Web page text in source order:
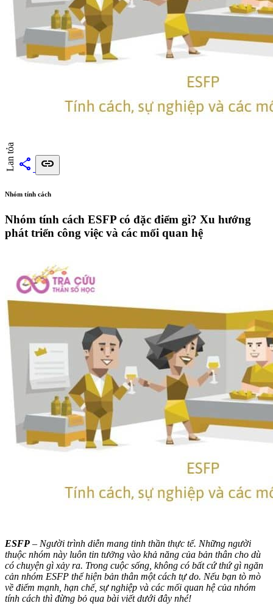
Lan tỏa share link
Nhóm tính cách
Nhóm tính cách ESFP có đặc điểm gì? Xu hướng
phát triển công việc và các mối quan hệ
ESFP – Người trình diễn mang tinh thần thực tế. Những người
thuộc nhóm này luôn tin tưởng vào khả năng của bản thân cho dù
có chuyện gì xảy ra. Trong cuộc sống, không có bất cứ thứ gì ngăn
cản nhóm ESFP thể hiện bản thân một cách tự do. Nếu bạn tò mò
về điểm mạnh, hạn chế, sự nghiệp và các mối quan hệ của nhóm
tính cách thì đừng bỏ qua bài viết dưới đây nhé!